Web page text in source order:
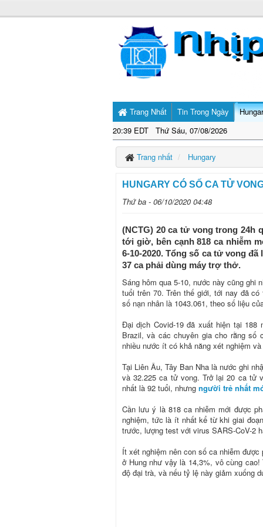
Trang Nhất
20:39 EDT Thứ Sáu, 07/08/2026
Tin Trong Ngày
Trang nhất Hungary
HUNGARY CÓ SỐ CA TỬ
Thứ ba - 06/10/2020 04:48
(NCTG) 20 ca tử vong trong 24h
tới giờ, bên cạnh 818 ca nhiễm
6-10-2020. Tổng số ca tử vong
37 ca phải dùng máy trợ thở.
Sáng hôm qua 5-10, nước này cũng ghi
tuổi trên 70. Trên thế giới, tới nay đã
số nạn nhân là 1043.061, theo số liệu
Đại dịch Covid-19 đã xuất hiện tại
Brazil, và các chuyên gia cho rằng số
nhiều nước ít có khả năng xét nghiệm
Tại Liên Âu, Tây Ban Nha là nước ghi
và 32.225 ca tử vong. Trở lại 20 ca tử
nhất là 92 tuổi, nhưng người trẻ nhất
Cần lưu ý là 818 ca nhiễm mới được
nghiệm, tức là ít nhất kể từ khi giai
trước, lượng test với virus SARS-CoV-2
Ít xét nghiệm nên con số ca nhiễm
ở Hung như vậy là 14,3%, vô cùng
độ đại trà, và nếu tỷ lệ này giảm xuống